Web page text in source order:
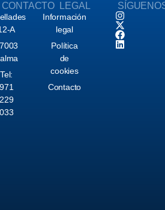
CONTACTO
A
Tel:
971
229
033
LEGAL
Información
legal
Política
de
cookies
Contacto